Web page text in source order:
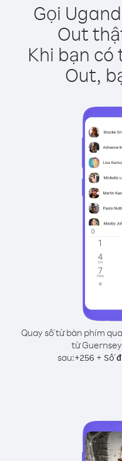
Gọi
Out
Khi bạn
Out,
Quay số từ bàn phím
từ
sau:+256 + Số